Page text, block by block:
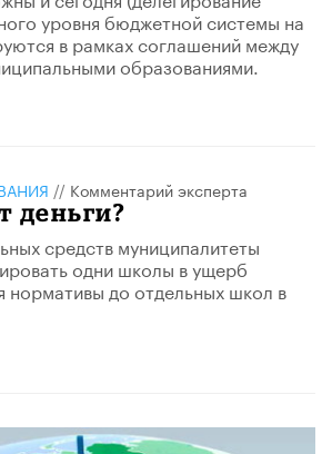
уровня бюджетной системы на
в рамках соглашений между
образованиями.
// Комментарий эксперта
деньги?
средств муниципалитеты
одни школы в ущерб
нормативы до отдельных школ в